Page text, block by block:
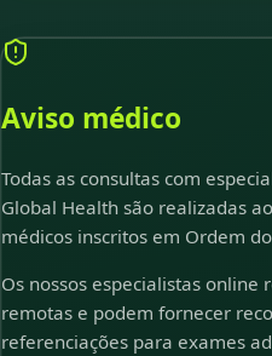
Aviso médico
Todas as consultas com
Global Health são realizadas
médicos inscritos em Ordem
Os nossos especialistas online
remotas e podem fornecer
referenciações para exames